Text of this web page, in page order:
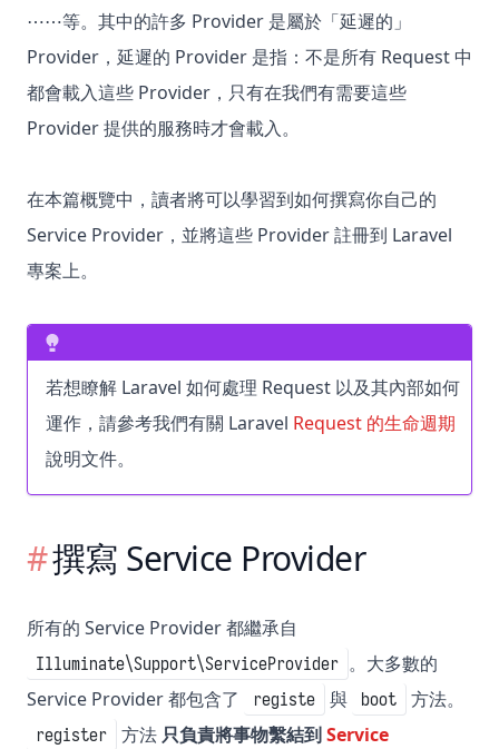
⋯⋯等。其中的許多 Provider 是屬於「延遲的」
Provider，延遲的 Provider 是指：不是所有 Request 中
都會載入這些 Provider，只有在我們有需要這些
Provider 提供的服務時才會載入。
在本篇概覽中，讀者將可以學習到如何撰寫你自己的
Service Provider，並將這些 Provider 註冊到 Laravel
專案上。
若想瞭解 Laravel 如何處理 Request 以及其內部如何
運作，請參考我們有關 Laravel Request 的生命週期
說明文件。
撰寫 Service Provider
所有的 Service Provider 都繼承自
Illuminate\Support\ServiceProvider 。大多數的
Service Provider 都包含了
registe 與 boot 方法。
register 方法 只負責將事物繫結到Service